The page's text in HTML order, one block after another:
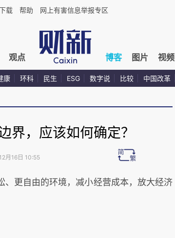
载 帮助 网上有害信息举报专区
观点 博客 图片 视频
康 环科 民生 ESG 数字说 比较 中国改革
界，应该如何确定？
月16日 10:55
、更自由的环境，减小经营成本，放大经济